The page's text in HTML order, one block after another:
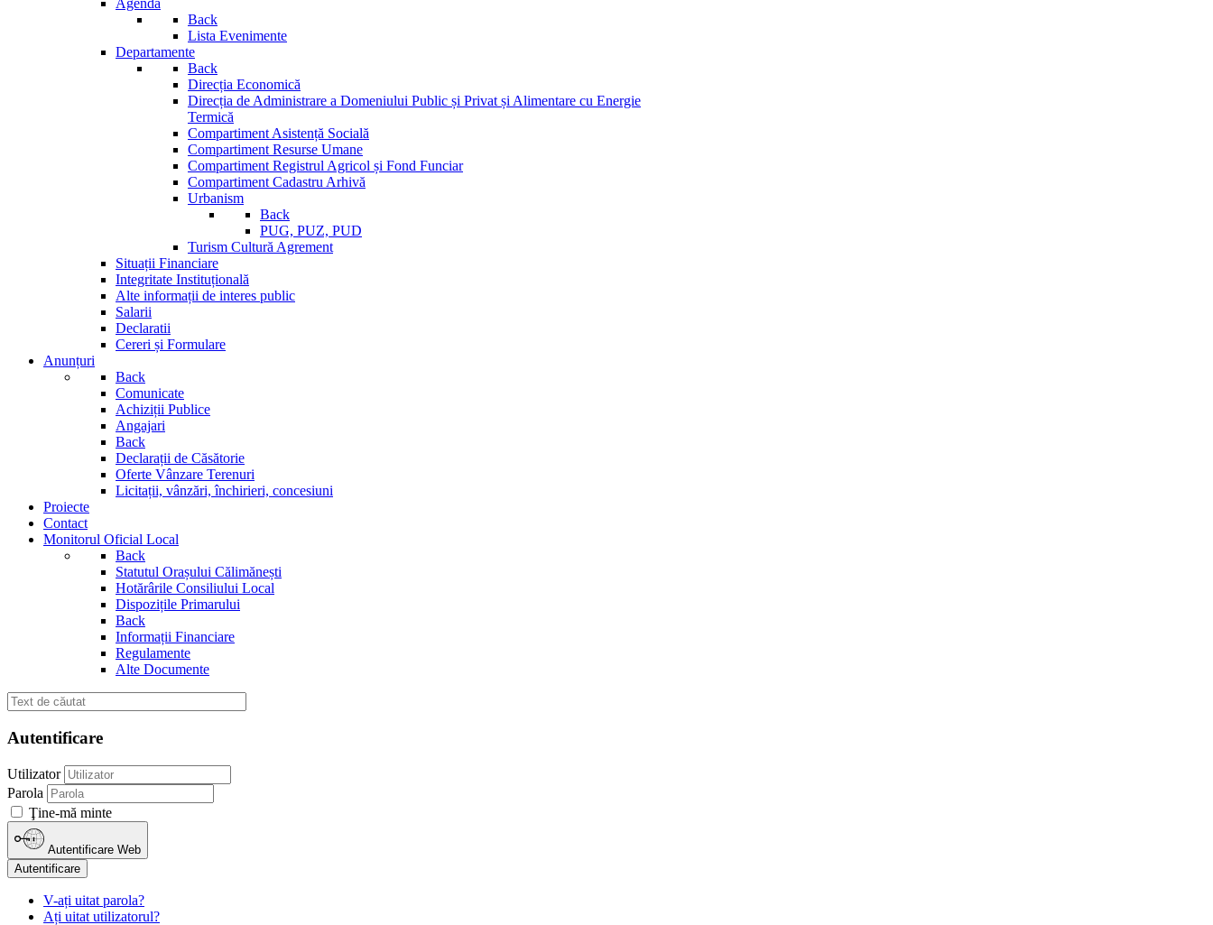
Agenda
Back
Lista Evenimente
Departamente
Back
Direcția Economică
Direcția de Administrare a Domeniului Public și Privat și Alimentare cu Energie
Termică
Compartiment Asistență Socială
Compartiment Resurse Umane
Compartiment Registrul Agricol și Fond Funciar
Compartiment Cadastru Arhivă
Urbanism
Back
PUG, PUZ, PUD
Turism Cultură Agrement
Situații Financiare
Integritate Instituțională
Alte informații de interes public
Salarii
Declaratii
Cereri și Formulare
Anunțuri
Back
Comunicate
Achiziții Publice
Angajari
Back
Declarații de Căsătorie
Oferte Vânzare Terenuri
Licitații, vânzări, închirieri, concesiuni
Proiecte
Contact
Monitorul Oficial Local
Back
Statutul Orașului Călimănești
Hotărârile Consiliului Local
Dispozițile Primarului
Back
Informații Financiare
Regulamente
Alte Documente
Autentificare
Utilizator
Parola
Ţine-mă minte
Autentificare Web
Autentificare
V-ați uitat parola?
Ați uitat utilizatorul?